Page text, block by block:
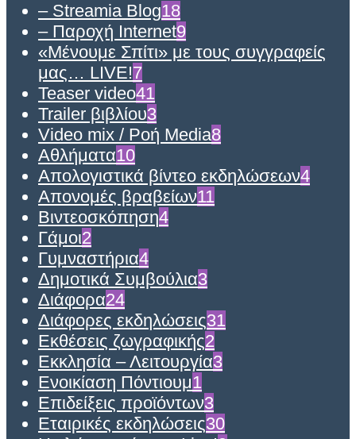
– Streamia Blog18
– Παροχή Internet9
«Μένουμε Σπίτι» με τους συγγραφείς
μας… LIVE!7
Teaser video41
Trailer βιβλίου3
Video mix / Ροή Media8
Αθλήματα10
Απολογιστικά βίντεο εκδηλώσεων4
Απονομές βραβείων11
Βιντεοσκόπηση4
Γάμοι2
Γυμναστήρια4
Δημοτικά Συμβούλια3
Διάφορα24
Διάφορες εκδηλώσεις31
Εκθέσεις ζωγραφικής2
Εκκλησία – Λειτουργία3
Ενοικίαση Πόντιουμ1
Επιδείξεις προϊόντων3
Εταιρικές εκδηλώσεις30